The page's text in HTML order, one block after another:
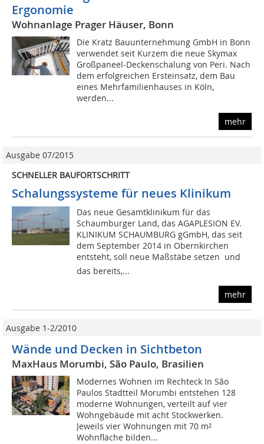
Ergonomie
Wohnanlage Prager Häuser, Bonn
Die Kratz Bauunternehmung GmbH in Bonn
verwendet seit Kurzem die neue Skymax
Großpaneel-Deckenschalung von Peri. Nach
dem erfolgreichen Ersteinsatz, dem Bau
eines Mehrfamilienhauses in Köln,
werden...
mehr
Ausgabe 07/2015
SCHNELLER BAUFORTSCHRITT
Schalungssysteme für neues Klinikum
Das neue Gesamtklinikum für das
Schaumburger Land, das AGAPLESION EV.
KLINIKUM SCHAUMBURG gGmbH, das seit
dem September 2014 in Obernkirchen
entsteht, soll neue Maßstäbe setzen  und
das bereits,...
mehr
Ausgabe 1-2/2010
Wände und Decken in Sichtbeton
MaxHaus Morumbi, São Paulo, Brasilien
Modernes Wohnen im Rechteck In São
Paulos Stadtteil Morumbi entstehen 128
moderne Wohnungen, verteilt auf vier
Wohngebäude mit acht Stockwerken.
Jeweils vier Wohnungen mit 70 m²
Wohnfläche bilden...